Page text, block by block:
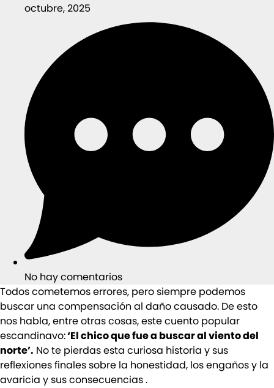
octubre, 2025
No hay comentarios
Todos cometemos errores, pero siempre podemos
buscar una compensación al daño causado. De esto
nos habla, entre otras cosas, este cuento popular
escandinavo:‘El chico que fue a buscar al viento del
norte’. No te pierdas esta curiosa historia y sus
reflexiones finales sobre la honestidad, los engaños y la
avaricia y sus consecuencias .